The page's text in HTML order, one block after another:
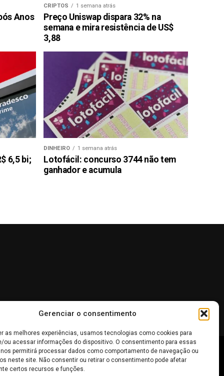
Gerenciar o consentimento
as melhores experiências, usamos tecnologias como cookies para
ou acessar informações do dispositivo. O consentimento para essas
permitirá processar dados como comportamento de navegação ou
neste site. Não consentir ou retirar o consentimento pode afetar
certos recursos e funções.
Anos
CRIPTOS 1 semana atrás
Preço Uniswap dispara 32% na
semana e mira resistência de US$
3,88
6,5 bi;
DINHEIRO 1 semana atrás
Lotofácil: concurso 3744 não tem
ganhador e acumula
devem ser interpretadas como recomendações de